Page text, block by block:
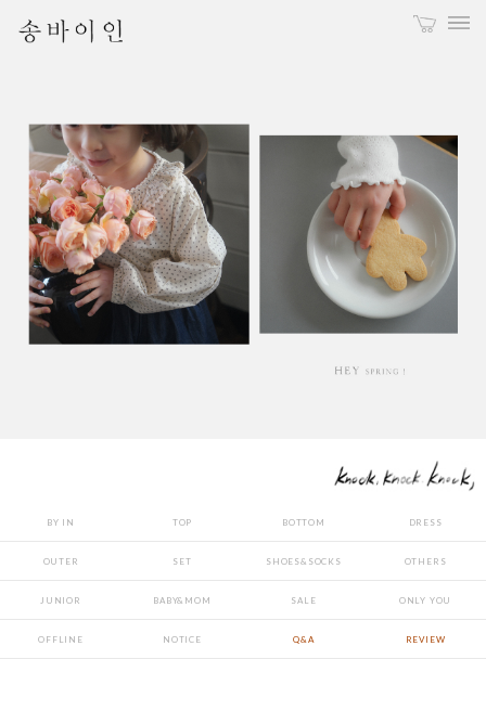
BY IN TOP BOTTOM DRESS
OUTER SET SHOES&SOCKS OTHERS
JUNIOR BABY&MOM SALE ONLY YOU
OFFLINE NOTICE Q&A REVIEW